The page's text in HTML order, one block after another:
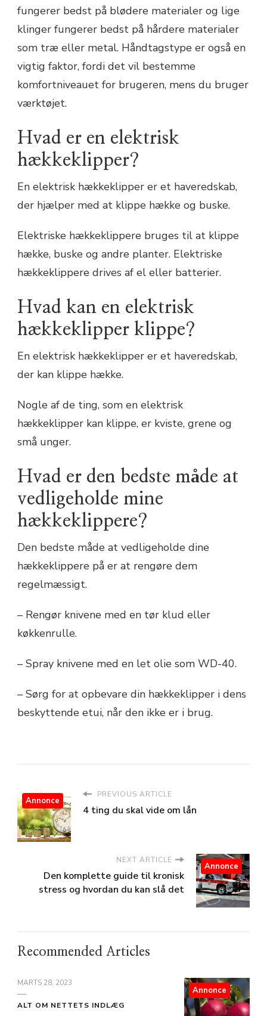
fungerer bedst på blødere materialer og lige
klinger fungerer bedst på hårdere materialer
som træ eller metal. Håndtagstype er også en
vigtig faktor, fordi det vil bestemme
komfortniveauet for brugeren, mens du bruger
værktøjet.
Hvad er en elektrisk
hækkeklipper?
En elektrisk hækkeklipper er et haveredskab,
der hjælper med at klippe hække og buske.
Elektriske hækkeklippere bruges til at klippe
hække, buske og andre planter. Elektriske
hækkeklippere drives af el eller batterier.
Hvad kan en elektrisk
hækkeklipper klippe?
En elektrisk hækkeklipper er et haveredskab,
der kan klippe hække.
Nogle af de ting, som en elektrisk
hækkeklipper kan klippe, er kviste, grene og
små unger.
Hvad er den bedste måde at
vedligeholde mine
hækkeklippere?
Den bedste måde at vedligeholde dine
hækkeklippere på er at rengøre dem
regelmæssigt.
– Rengør knivene med en tør klud eller
køkkenrulle.
– Spray knivene med en let olie som WD-40.
– Sørg for at opbevare din hækkeklipper i dens
beskyttende etui, når den ikke er i brug.
PREVIOUS ARTICLE
4 ting du skal vide om lån
Annonce
NEXT ARTICLE
Den komplette guide til kronisk
stress og hvordan du kan slå det
Annonce
Recommended Articles
MARTS 28, 2023
ALT OM NETTETS INDLÆG
Annonce